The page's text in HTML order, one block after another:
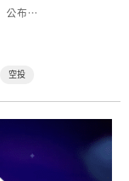
公布⋯
空投